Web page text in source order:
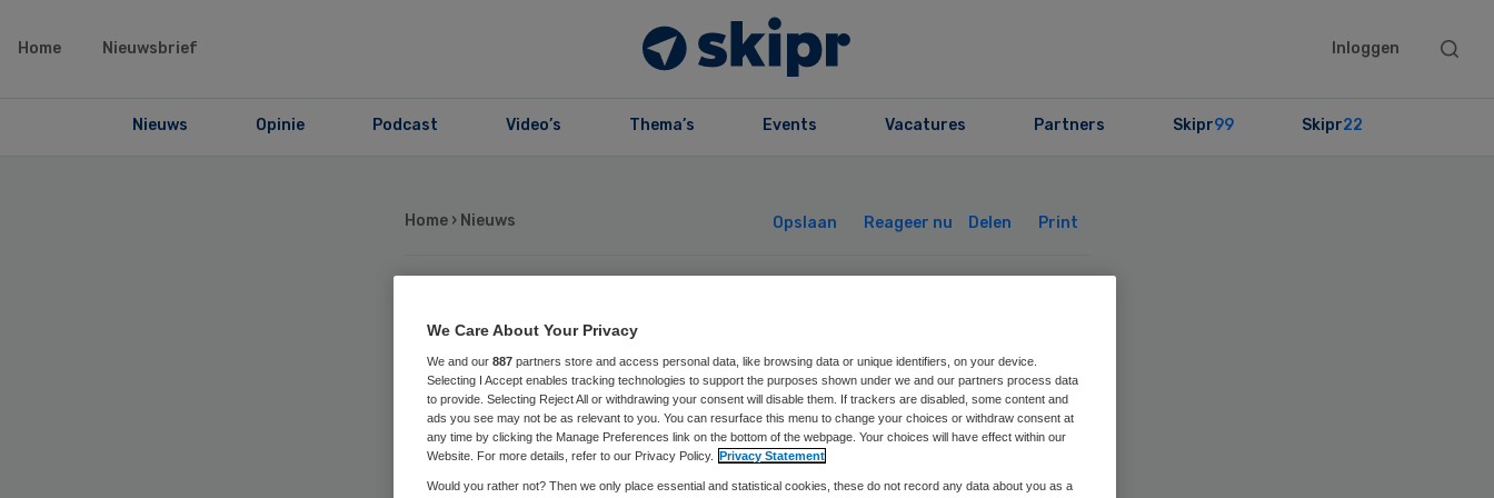
Home Nieuwsbrief Inloggen
Search
Nieuws Opinie Podcast Video’s Thema’s Events Vacatures Partners Skipr99 Skipr22
Home › Nieuws Opslaan Reageer nu Delen Print
‘Medicijn Pompe is
effectief en moet
vergoed’
We Care About Your Privacy
We and our 887 partners store and access personal data, like browsing data or unique identifiers, on your device.
Selecting I Accept enables tracking technologies to support the purposes shown under we and our partners process data
to provide. Selecting Reject All or withdrawing your consent will disable them. If trackers are disabled, some content and
ads you see may not be as relevant to you. You can resurface this menu to change your choices or withdraw consent at
any time by clicking the Manage Preferences link on the bottom of the webpage. Your choices will have effect within our
Website. For more details, refer to our Privacy Policy. Privacy Statement
Would you rather not? Then we only place essential and statistical cookies, these do not record any data about you as a